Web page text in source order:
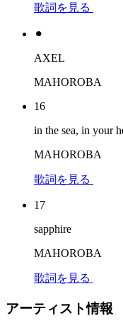
歌詞を見る
⚫︎
AXEL
MAHOROBA
16
in the sea, in your
MAHOROBA
歌詞を見る
17
sapphire
MAHOROBA
歌詞を見る
アーティスト情報